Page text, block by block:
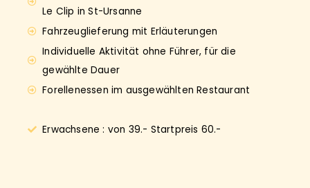
Le Clip in St-Ursanne
Fahrzeuglieferung mit Erläuterungen
Individuelle Aktivität ohne Führer, für die
gewählte Dauer
Forellenessen im ausgewählten Restaurant
Erwachsene : von 39.- Startpreis 60.-